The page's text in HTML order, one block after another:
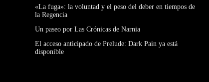
«La fuga»: la voluntad y el peso del deber en tiempos de
la Regencia
Un paseo por Las Crónicas de Narnia
El acceso anticipado de Prelude: Dark Pain ya está
disponible